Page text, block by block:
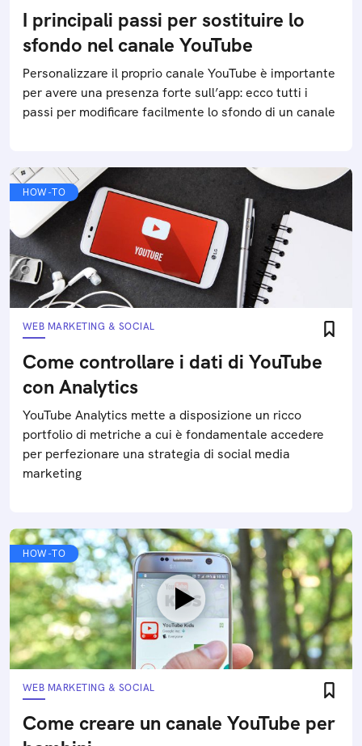
I principali passi per sostituire lo
sfondo nel canale YouTube
Personalizzare il proprio canale YouTube è importante
per avere una presenza forte sull’app: ecco tutti i
passi per modificare facilmente lo sfondo di un canale
HOW-TO
WEB MARKETING & SOCIAL
Come controllare i dati di YouTube
con Analytics
YouTube Analytics mette a disposizione un ricco
portfolio di metriche a cui è fondamentale accedere
per perfezionare una strategia di social media
marketing
HOW-TO
WEB MARKETING & SOCIAL
Come creare un canale YouTube per